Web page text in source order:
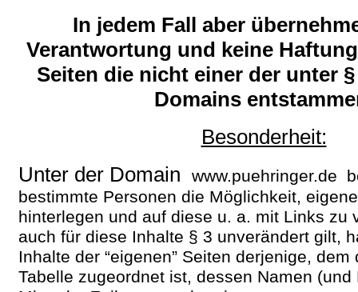
In jedem Fall aber
Verantwortung und keine
Seiten die nicht einer der unter
Domains
Besonderheit:
Unter der Domain
www.puehringer.de
bestimmte Personen die Möglichkeit,
hinterlegen und auf diese u. a. mit Links zu
auch für diese Inhalte § 3 unverändert gilt,
Inhalte der “eigenen” Seiten derjenige,
Tabelle zugeordnet ist, dessen Namen